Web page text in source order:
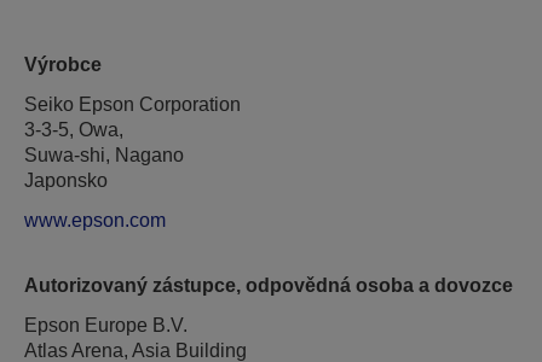
Výrobce
Seiko Epson Corporation
3-3-5, Owa,
Suwa-shi, Nagano
Japonsko
www.epson.com
Autorizovaný zástupce, odpovědná osoba a dovozce
Epson Europe B.V.
Atlas Arena, Asia Building